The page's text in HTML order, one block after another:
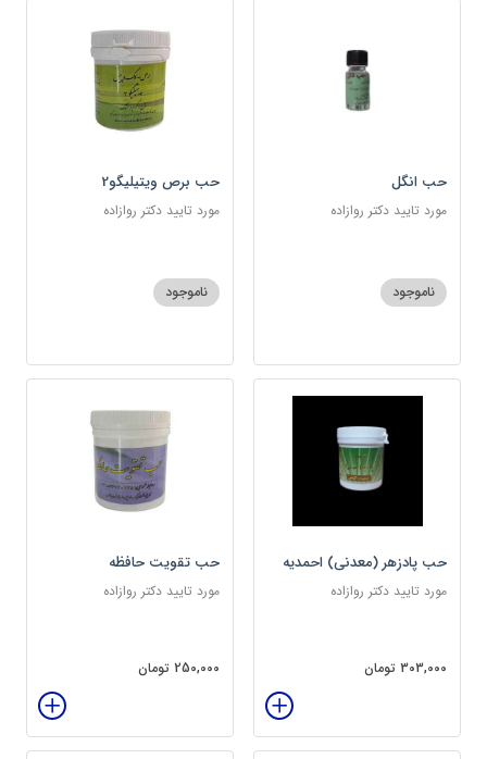
حب انگل
مورد تایید دکتر روازاده
ناموجود
حب برص ویتیلیگو2
مورد تایید دکتر روازاده
ناموجود
حب پادزهر (معدنی) احمدیه
مورد تایید دکتر روازاده
303,000 تومان
حب تقویت حافظه
مورد تایید دکتر روازاده
250,000 تومان